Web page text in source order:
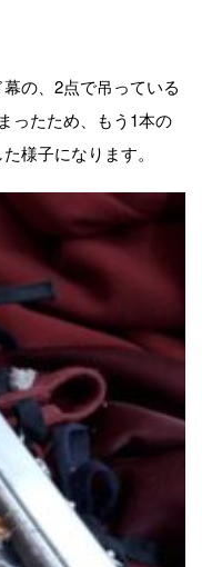
の、2点で吊っている
ったため、もう1本の
様子になります。